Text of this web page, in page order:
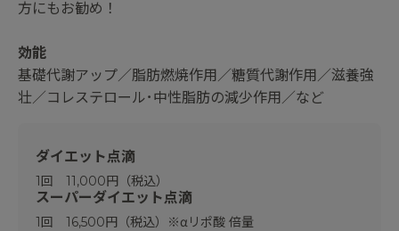
方にもお勧め！
効能
基礎代謝アップ／脂肪燃焼作用／糖質代謝作用／滋養強
壮／コレステロール･中性脂肪の減少作用／など
ダイエット点滴
1回 11,000円（税込）
スーパーダイエット点滴
1回 16,500円（税込）※αリポ酸 倍量